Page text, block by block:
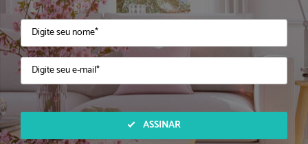
ASSINAR